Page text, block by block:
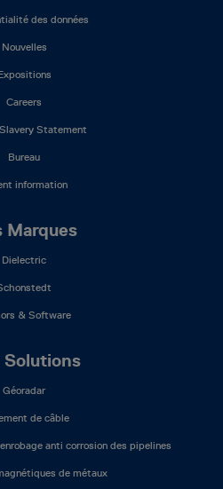
des données
Nouvelles
Careers
Statement
Bureau
information
Marques
Dielectric
& Software
Solutions
Géoradar
de câble
anti corrosion des pipelines
de métaux